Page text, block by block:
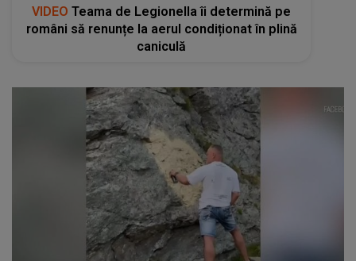
VIDEO Teama de Legionella îi determină pe
români să renunțe la aerul condiționat în plină
caniculă